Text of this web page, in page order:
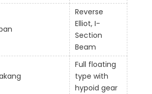
Reverse
Elliot, I-
Section
Beam
Full floating
type with
hypoid gear